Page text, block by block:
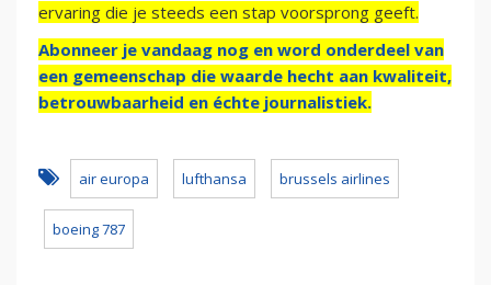
ervaring die je steeds een stap voorsprong geeft.
Abonneer je vandaag nog en word onderdeel van
een gemeenschap die waarde hecht aan kwaliteit,
betrouwbaarheid en échte journalistiek.
air europa lufthansa brussels airlines
boeing 787